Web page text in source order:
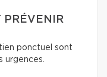
PRÉVENIR
ponctuel sont
urgences.